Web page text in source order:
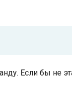
Если бы не